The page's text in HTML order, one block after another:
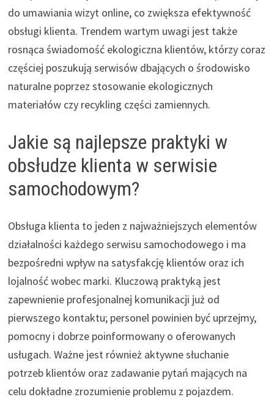
do umawiania wizyt online, co zwiększa efektywność
obsługi klienta. Trendem wartym uwagi jest także
rosnąca świadomość ekologiczna klientów, którzy coraz
częściej poszukują serwisów dbających o środowisko
naturalne poprzez stosowanie ekologicznych
materiałów czy recykling części zamiennych.
Jakie są najlepsze praktyki w
obsłudze klienta w serwisie
samochodowym?
Obsługa klienta to jeden z najważniejszych elementów
działalności każdego serwisu samochodowego i ma
bezpośredni wpływ na satysfakcję klientów oraz ich
lojalność wobec marki. Kluczową praktyką jest
zapewnienie profesjonalnej komunikacji już od
pierwszego kontaktu; personel powinien być uprzejmy,
pomocny i dobrze poinformowany o oferowanych
usługach. Ważne jest również aktywne słuchanie
potrzeb klientów oraz zadawanie pytań mających na
celu dokładne zrozumienie problemu z pojazdem.